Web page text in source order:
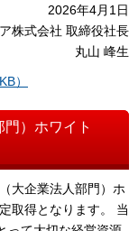
2026年4月1日
株式会社 取締役社長
丸山 峰生
）
）ホワイト
大企業法人部門）ホ
取得となります。 当